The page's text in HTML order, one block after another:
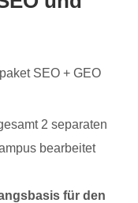
SEO + GEO
2 separaten
bearbeitet
für den